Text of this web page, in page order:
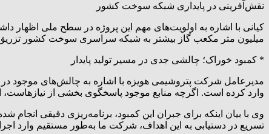
نقش‌آفرینی در پایداری شبکه سوخت کشور
میلیون متر مکعب گاز بیشتر به شبکه سراسری سوخت کشور تزریق
* کمبود خوراک؛ چالشی جدی در مسیر تولید پایدار
وارد کرده است. اگرچه منابع موجود پاسخگوی بخشی از
وی با بیان اینکه برای جبران این کمبود، برنامه‌ریزی دقیقی
تسریع در دستیابی به این اهداف، شرکت ما به‌طور مستقیم وارد